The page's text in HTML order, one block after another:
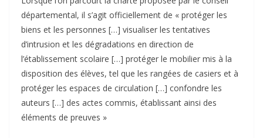
départemental, il s’agit officiellement de « protéger les
biens et les personnes […] visualiser les tentatives
d’intrusion et les dégradations en direction de
l’établissement scolaire […] protéger le mobilier mis à la
disposition des élèves, tel que les rangées de casiers et à
protéger les espaces de circulation […] confondre les
auteurs […] des actes commis, établissant ainsi des
éléments de preuves »